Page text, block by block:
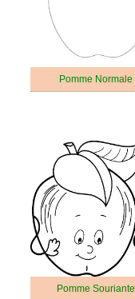
Pomme Normale
Pomme Souriante